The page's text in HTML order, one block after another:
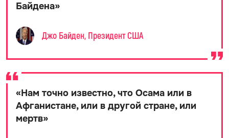
Байдена»
Джо Байден, Президент США
«Нам точно известно, что Осама или в
Афганистане, или в другой стране, или
мертв»